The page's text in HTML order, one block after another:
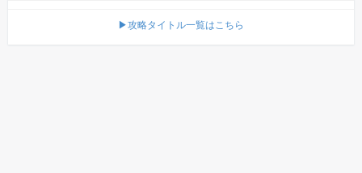
▶攻略タイトル一覧はこちら